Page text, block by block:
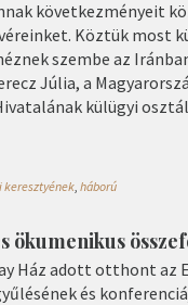
következményeit
Köztük most
szembe az
Júlia, a
külügyi
keresztyének háború
ökumenikus
Ház adott otthont az
és